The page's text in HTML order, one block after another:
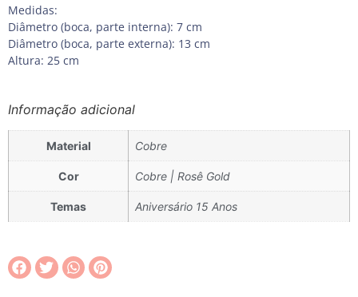
Medidas:
Diâmetro (boca, parte interna): 7 cm
Diâmetro (boca, parte externa): 13 cm
Altura: 25 cm
Informação adicional
Material Cobre
Cor Cobre | Rosê Gold
Temas Aniversário 15 Anos